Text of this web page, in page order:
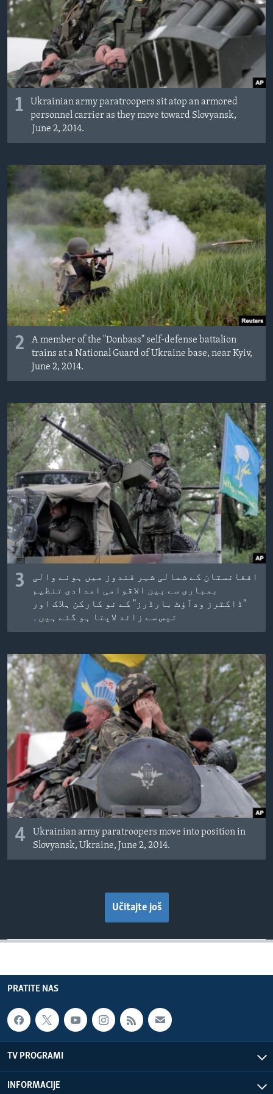
SPORT
INTERVJU
1
Ukrainian army paratroopers sit atop an armored
personnel carrier as they move toward Slovyansk,
June 2, 2014.
2
A member of the "Donbass" self-defense battalion
trains at a National Guard of Ukraine base, near Kyiv,
June 2, 2014.
3
افغانستان کے شمالی شہر قندوز میں ہونے والی
بمباری سے بین الاقوامی امدادی تنظیم
"ڈاکٹرز ودآؤٹ بارڈرز" کے نو کارکن ہلاک اور
تیس سے زائد لاپتا ہو گئے ہیں۔
4
Ukrainian army paratroopers move into position in
Slovyansk, Ukraine, June 2, 2014.
Učitajte još
PRATITE NAS
TV PROGRAMI
INFORMACIJE